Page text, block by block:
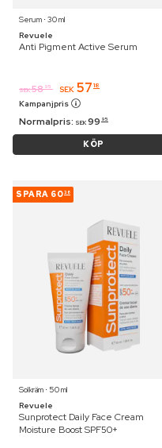
Serum ⋅ 30 ml
Revuele
Anti Pigment Active Serum
SEK 58 95 SEK 57 18
Kampanjpris
Normalpris: SEK 99 95
KÖP
SPARA 6038
Solkräm ⋅ 50 ml
Revuele
Sunprotect Daily Face Cream
Moisture Boost SPF50+